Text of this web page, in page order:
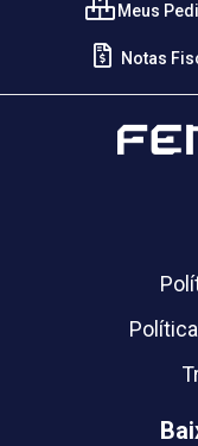
Meus
Notas